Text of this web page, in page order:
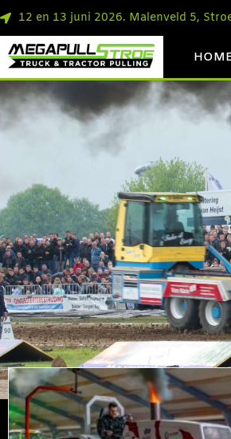
12 en 13 juni 2026. Malenveld 5,